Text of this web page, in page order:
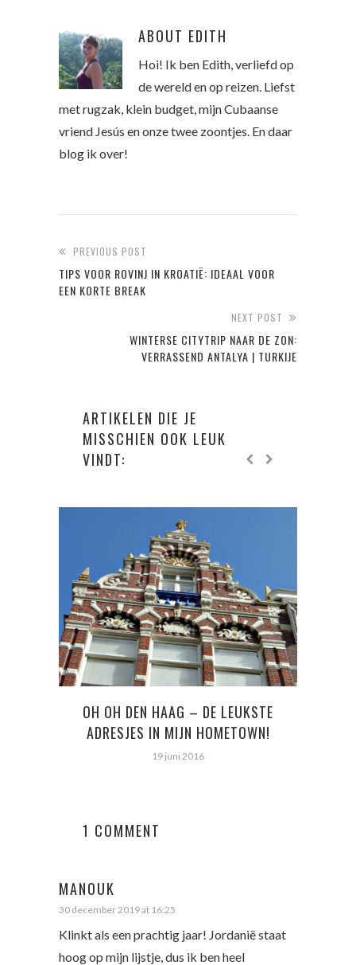
ABOUT EDITH
Hoi! Ik ben Edith, verliefd op
de wereld en op reizen. Liefst
met rugzak, klein budget, mijn Cubaanse
vriend Jesús en onze twee zoontjes. En daar
blog ik over!
PREVIOUS POST
TIPS VOOR ROVINJ IN KROATIË: IDEAAL VOOR
EEN KORTE BREAK
NEXT POST
WINTERSE CITYTRIP NAAR DE ZON:
VERRASSEND ANTALYA | TURKIJE
ARTIKELEN DIE JE
MISSCHIEN OOK LEUK
VINDT:
OH OH DEN HAAG – DE LEUKSTE
ADRESJES IN MIJN HOMETOWN!
19 juni 2016
1 COMMENT
MANOUK
30 december 2019 at 16:25
Klinkt als een prachtig jaar! Jordanië staat
hoog op mijn lijstje, dus ik ben heel